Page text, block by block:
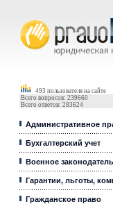
493 пользователя на сайте
Всего вопросов: 239660
Всего ответов: 283624
Административное
Бухгалтерский учет
Военное
Гарантии, льготы,
Гражданское право